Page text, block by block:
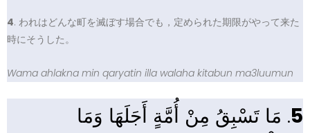
4. われはどんな町を滅ぼす場合でも，定められた期限がやって来た
時にそうした。
Wama ahlakna min qaryatin illa walaha kitabun ma3luumun
5. مَا تَسْبِقُ مِنْ أُمَّةٍ أَجَلَهَا وَمَا